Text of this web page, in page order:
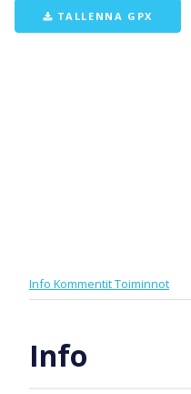
TALLENNA GPX
Info KommentitToiminnot
Info